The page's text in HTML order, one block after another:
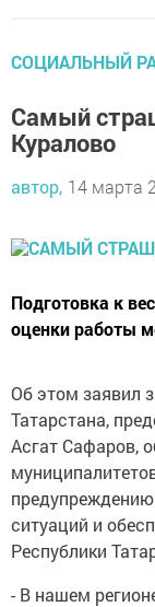
СОЦИАЛЬНЫЙ
Самый
Куралово
автор, 14 марта
Подготовка к
оценки работы
Об этом заявил
Татарстана,
Асгат Сафаров,
ситуаций и
Республики
- В нашем